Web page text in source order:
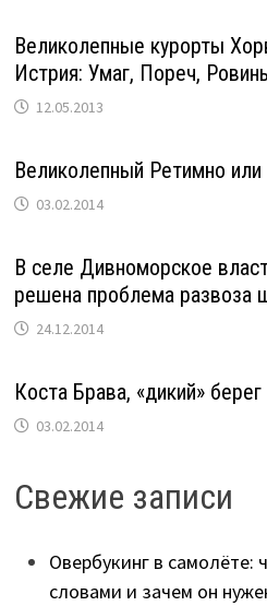
Великолепные курорты
Истрия: Умаг, Пореч,
12.05.2013
Великолепный Ретимно
03.02.2014
В селе Дивноморское
решена проблема развоза
24.12.2014
Коста Брава, «дикий»
03.02.2014
Свежие записи
Овербукинг в самолёте:
словами и зачем он